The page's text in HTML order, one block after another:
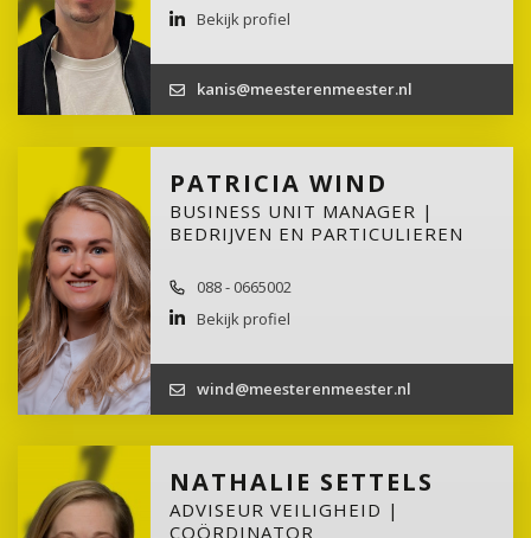
Bekijk profiel
kanis@meesterenmeester.nl
PATRICIA WIND
BUSINESS UNIT MANAGER |
BEDRIJVEN EN PARTICULIEREN
088 - 0665002
Bekijk profiel
wind@meesterenmeester.nl
NATHALIE SETTELS
ADVISEUR VEILIGHEID |
COÖRDINATOR